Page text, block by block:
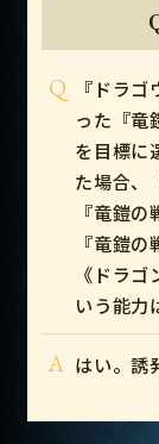
Q
『ドラ
った『竜
を目標に
た場合、
『竜鎧
『竜鎧
《ドラ
いう能力
A はい。誘